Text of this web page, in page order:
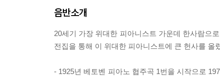
음반소개
20세기 가장 위대한 피아니스트 가운데 한사람으
전집을 통해 이 위대한 피아니스트에 큰 헌사를
- 1925년 베토벤 피아노 협주곡 1번을 시작으로